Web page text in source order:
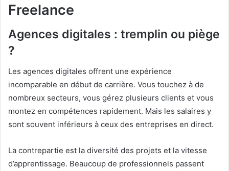
Freelance
Agences digitales : tremplin ou piège
?
Les agences digitales offrent une expérience
incomparable en début de carrière. Vous touchez à de
nombreux secteurs, vous gérez plusieurs clients et vous
montez en compétences rapidement. Mais les salaires y
sont souvent inférieurs à ceux des entreprises en direct.
La contrepartie est la diversité des projets et la vitesse
d’apprentissage. Beaucoup de professionnels passent